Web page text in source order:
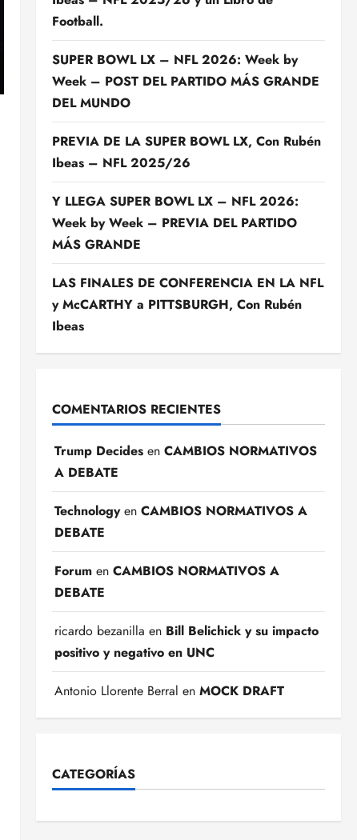
Football.
SUPER BOWL LX – NFL 2026: Week by
Week – POST DEL PARTIDO MÁS GRANDE
DEL MUNDO
PREVIA DE LA SUPER BOWL LX, Con Rubén
Ibeas – NFL 2025/26
Y LLEGA SUPER BOWL LX – NFL 2026:
Week by Week – PREVIA DEL PARTIDO
MÁS GRANDE
LAS FINALES DE CONFERENCIA EN LA NFL
y McCARTHY a PITTSBURGH, Con Rubén
Ibeas
COMENTARIOS RECIENTES
Trump Decidesen CAMBIOS NORMATIVOS
A DEBATE
Technologyen CAMBIOS NORMATIVOS A
DEBATE
Forumen CAMBIOS NORMATIVOS A
DEBATE
ricardo bezanilla en Bill Belichick y su impacto
positivo y negativo en UNC
Antonio Llorente Berral en MOCK DRAFT
CATEGORÍAS